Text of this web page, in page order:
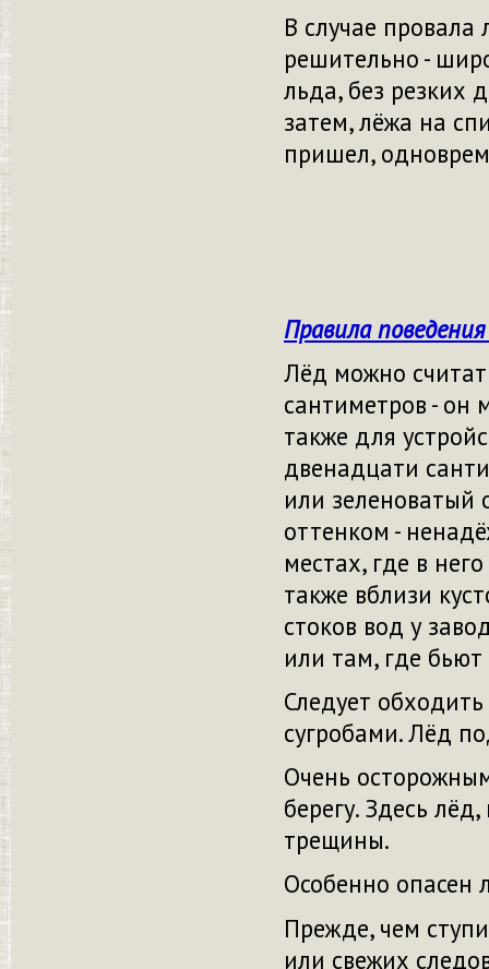
В случае
решительно -
льда, без резких
затем, лёжа на
пришел,
Правила
Лёд можно
сантиметров - он
также для
двенадцати
или зеленоватый
оттенком -
местах, где в
также вблизи
стоков вод у
или там, где
Следует
сугробами. Лёд
Очень
берегу. Здесь
трещины.
Особенно опасен
Прежде, чем
или свежих